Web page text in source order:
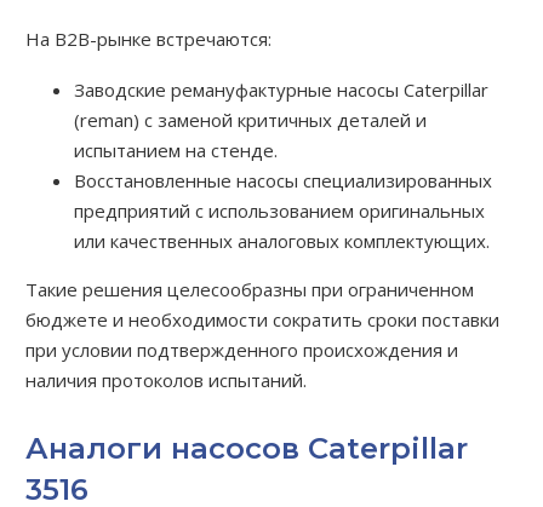
На B2B-рынке встречаются:
Заводские ремануфактурные насосы Caterpillar
(reman) с заменой критичных деталей и
испытанием на стенде.
Восстановленные насосы специализированных
предприятий с использованием оригинальных
или качественных аналоговых комплектующих.
Такие решения целесообразны при ограниченном
бюджете и необходимости сократить сроки поставки
при условии подтвержденного происхождения и
наличия протоколов испытаний.
Аналоги насосов Caterpillar
3516